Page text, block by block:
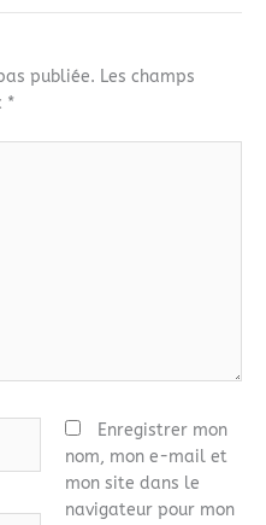
publiée. Les champs
*
Enregistrer mon
nom, mon e-mail et
mon site dans le
navigateur pour mon